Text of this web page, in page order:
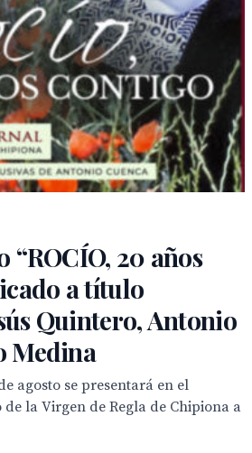
20 años
a título
Quintero, Antonio
Medina
agosto se presentará en el
la Virgen de Regla de Chipiona a